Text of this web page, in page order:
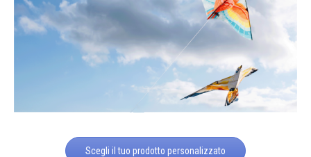
Scegli il tuo prodotto personalizzato